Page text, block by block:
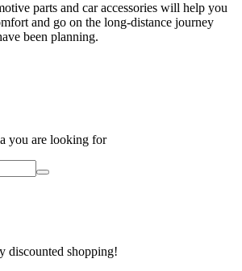
parts and car accessories will help you
and go on the long-distance journey
been planning.
you are looking for
discounted shopping!